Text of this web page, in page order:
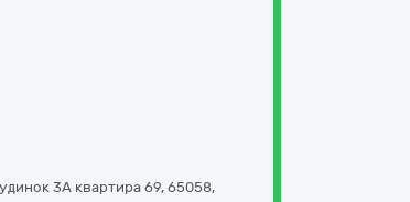
3А квартира 69, 65058,